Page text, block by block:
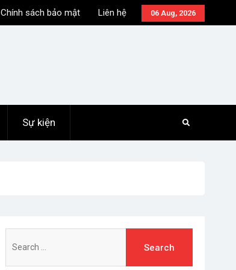
06 Aug, 2026
Chính sách bảo mật Liên hệ
Sự kiện
for: